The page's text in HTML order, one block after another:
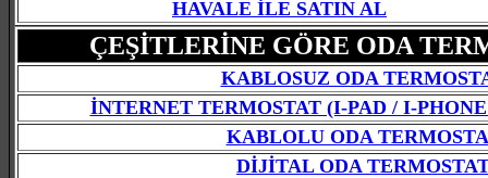
HAVALE İLE SATIN AL
ÇEŞİTLERİNE GÖRE ODA
KABLOSUZ ODA
İNTERNET TERMOSTAT (I-PAD / I-
KABLOLU ODA
DİJİTAL ODA